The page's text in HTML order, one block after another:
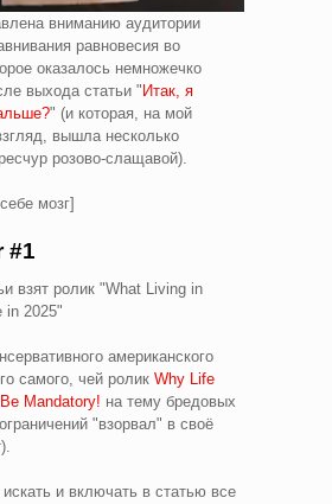
вниманию аудитории
равновесия во
оказалось немножечко
выхода статьи " Итак, я
" (и которая, на мой
вышла несколько
розово-слащавой).
мозг]
#1
взят ролик "What Living in
in 2025"
американского
самого, чей ролик Why Life
Mandatory! на тему бредовых
"взорвал" в своё
и включать в статью все